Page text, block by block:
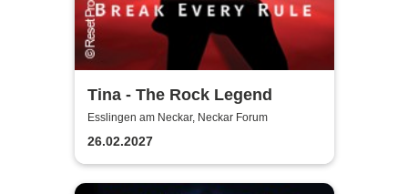
Tina - The Rock Legend
Esslingen am Neckar, Neckar Forum
26.02.2027